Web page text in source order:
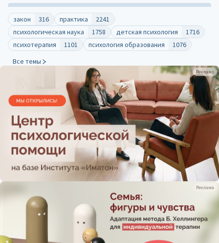
Реклама
Реклама
закон 316 практика
2241
психологическая наука
1758 детская психология
1716
психотерапия
1101 психология образования
1076
Все темы